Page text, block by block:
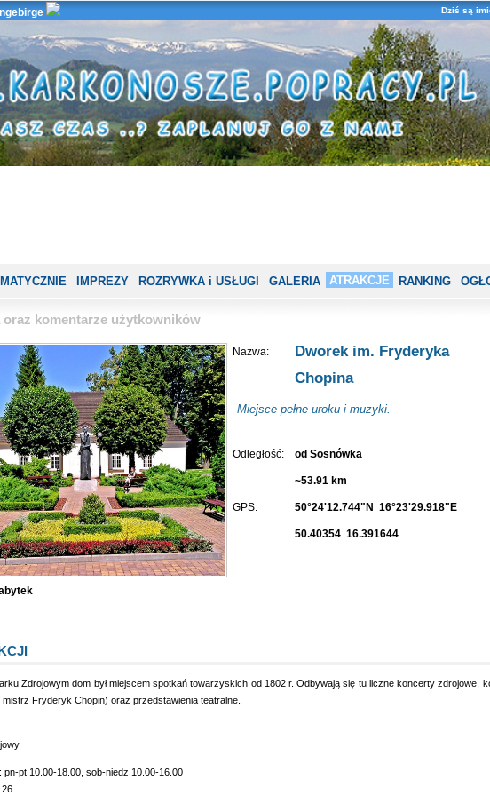
Dziś są
IMPREZY ROZRYWKA i USŁUGI GALERIA ATRAKCJE RANKING
oraz komentarze użytkowników
Nazwa:
Dworek im. Fryderyka
Chopina
Miejsce pełne uroku i muzyki.
Odległość: od Sosnówka
~53.91 km
GPS: 50°24'12.744"N 16°23'29.918"E
50.40354 16.391644
Zdrojowym dom był miejscem spotkań towarzyskich od 1802 r. Odbywają się tu liczne koncerty zdrojowe,
mistrz Fryderyk Chopin) oraz przedstawienia teatralne.
pn-pt 10.00-18.00, sob-niedz 10.00-16.00